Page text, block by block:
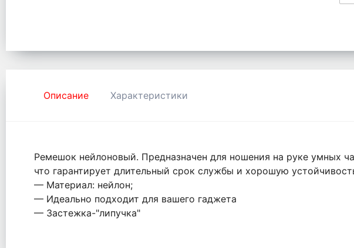
Описание Характеристики
Ремешок нейлоновый. Предназначен для ношения на руке умных
что гарантирует длительный срок службы и хорошую
— Материал: нейлон;
— Идеально подходит для вашего гаджета
— Застежка-"липучка"